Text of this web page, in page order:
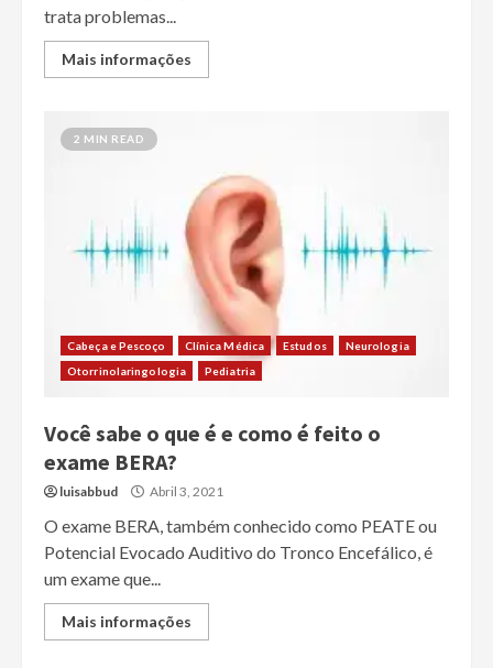
trata problemas...
Mais informações
2 MIN READ
Cabeça e Pescoço Clínica Médica Estudos
Neurologia
Otorrinolaringologia
Pediatria
Você sabe o que é e como é feito o
exame BERA?
luisabbud Abril 3, 2021
O exame BERA, também conhecido como PEATE ou
Potencial Evocado Auditivo do Tronco Encefálico, é
um exame que...
Mais informações